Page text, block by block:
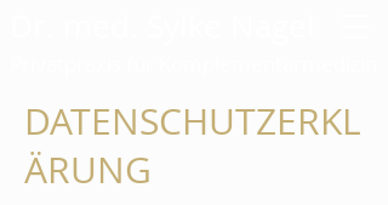
DATENSCHUTZERKL
ÄRUNG